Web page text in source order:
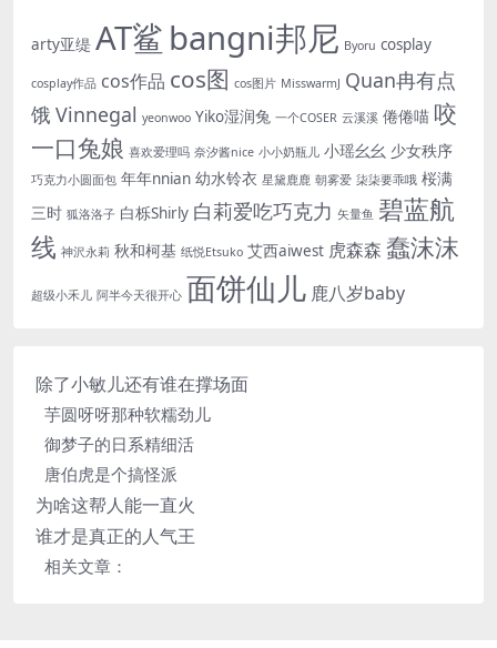
arty亚缇 AT鲨 bangni邦尼 Byoru cosplay
cosplay作品 cos作品 cos图 cos图片 MisswarmJ Quan冉有点
饿 Vinnegal yeonwoo Yiko湿润兔 一个COSER 云溪溪 倦倦喵 咬
一口兔娘 喜欢爱理吗 奈汐酱nice 小小奶瓶儿 小瑶幺幺 少女秩序
巧克力小圆面包 年年nnian 幼水铃衣 星黛鹿鹿 朝雾爱 柒柒要乖哦 桜满
三时 狐洛洛子 白栎Shirly 白莉爱吃巧克力 矢量鱼 碧蓝航
线 神沢永莉 秋和柯基 纸悦Etsuko 艾西aiwest 虎森森 蠢沫沫
超级小禾儿 阿半今天很开心 面饼仙儿 鹿八岁baby
除了小敏儿还有谁在撑场面
芋圆呀呀那种软糯劲儿
御梦子的日系精细活
唐伯虎是个搞怪派
为啥这帮人能一直火
谁才是真正的人气王
相关文章：